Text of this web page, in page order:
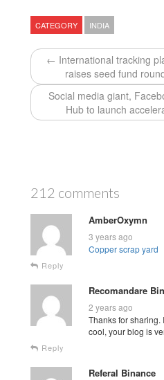
CATEGORY INDIA
← International tracking
raises seed fund
Social media giant,
Hub to launch
212 comments
AmberOxymn
3 years ago
Copper scrap yard
Reply
Recomandare
2 years ago
Thanks for sharing.
cool, your blog is
Reply
Referal Binance